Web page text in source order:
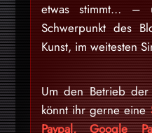
etwas stimmt… –
Schwerpunkt des
Kunst, im weitesten
Um den Betrieb
könnt ihr gerne eine
Paypal, Google